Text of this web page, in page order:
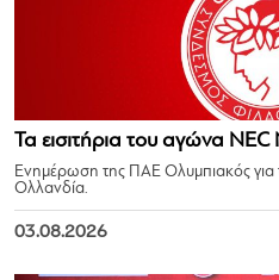
Τα εισιτήρια του αγώνα
Ενημέρωση της ΠΑΕ Ολυμπιακός για
Ολλανδία.
03.08.2026